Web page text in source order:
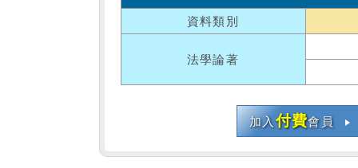
資料類別
法學論著
加入付費會員